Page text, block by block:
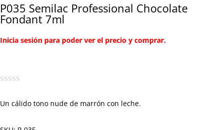
P035 Semilac Professional Chocolate
Fondant 7ml
Inicia sesión para poder ver el precio y comprar.
Un cálido tono nude de marrón con leche.